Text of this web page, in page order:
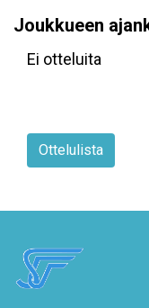
Joukkueen
Ei otteluita
Ottelulista